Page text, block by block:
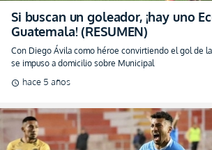
Si buscan un goleador, ¡hay uno
Guatemala! (RESUMEN)
Con Diego Ávila como héroe convirtiendo el gol de
se impuso a domicilio sobre Municipal
schedule hace 5 años